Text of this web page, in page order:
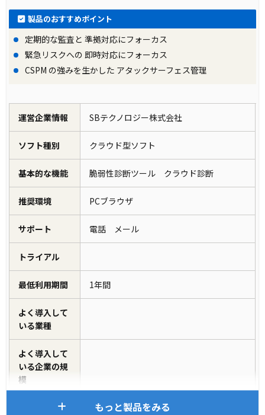
製品のおすすめポイント
定期的な監査と 準拠対応にフォーカス
緊急リスクへの 即時対応にフォーカス
CSPM の強みを生かした アタックサーフェス管理
運営企業情報 SBテクノロジー株式会社
ソフト種別 クラウド型ソフト
基本的な機能 脆弱性診断ツール クラウド診断
推奨環境 PCブラウザ
サポート 電話 メール
トライアル
最低利用期間 1年間
よく導入して
いる業種
よく導入して
いる企業の規
模
もっと製品をみる